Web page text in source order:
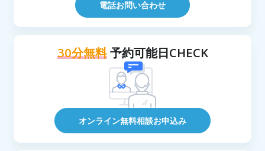
電話お問い合わせ
30分無料予約可能日CHECK
オンライン無料相談お申込み